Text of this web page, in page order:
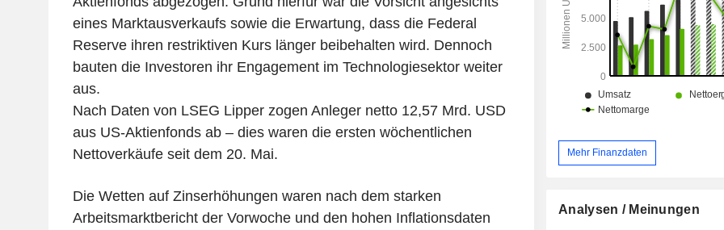
eines Marktausverkaufs sowie die Erwartung, dass die Federal
Reserve ihren restriktiven Kurs länger beibehalten wird. Dennoch
bauten die Investoren ihr Engagement im Technologiesektor weiter
aus.
Nach Daten von LSEG Lipper zogen Anleger netto 12,57 Mrd. USD
aus US-Aktienfonds ab – dies waren die ersten wöchentlichen
Nettoverkäufe seit dem 20. Mai.
Die Wetten auf Zinserhöhungen waren nach dem starken
Arbeitsmarktbericht der Vorwoche und den hohen Inflationsdaten
Mehr Finanzdaten
Analysen / Meinungen